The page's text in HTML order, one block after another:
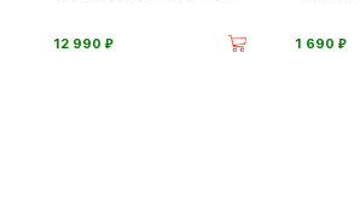
12 990 ⃏ 1 690 ⃏